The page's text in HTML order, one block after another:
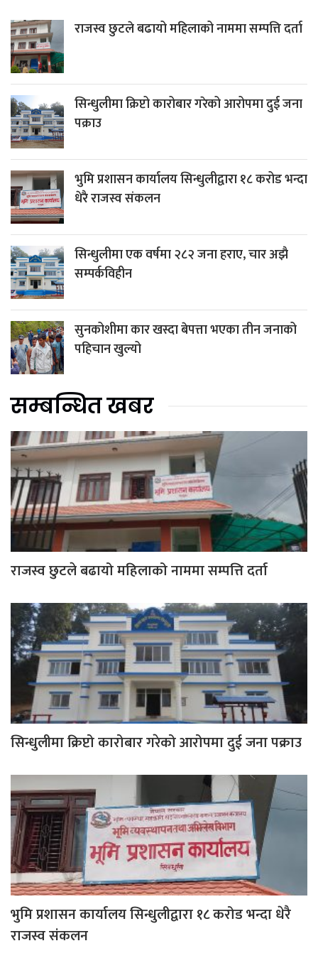
राजस्व छुटले बढायो महिलाको नाममा सम्पत्ति दर्ता
सिन्धुलीमा क्रिप्टो कारोबार गरेको आरोपमा दुई जना
पक्राउ
भुमि प्रशासन कार्यालय सिन्धुलीद्वारा १८ करोड भन्दा
धेरै राजस्व संकलन
सिन्धुलीमा एक वर्षमा २८२ जना हराए, चार अझै
सम्पर्कविहीन
सुनकोशीमा कार खस्दा बेपत्ता भएका तीन जनाको
पहिचान खुल्यो
सम्बन्धित खबर
राजस्व छुटले बढायो महिलाको नाममा सम्पत्ति दर्ता
सिन्धुलीमा क्रिप्टो कारोबार गरेको आरोपमा दुई जना पक्राउ
भुमि प्रशासन कार्यालय सिन्धुलीद्वारा १८ करोड भन्दा धेरै
राजस्व संकलन